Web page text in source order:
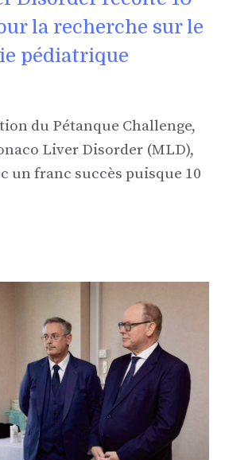
la recherche sur le
pédiatrique
du Pétanque Challenge,
Liver Disorder (MLD),
un franc succès puisque 10